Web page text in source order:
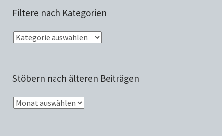
Filtere nach Kategorien
Stöbern nach älteren Beiträgen